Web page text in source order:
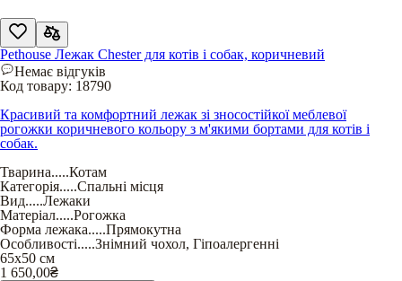
Pethouse Лежак Chester для котів і собак, коричневий
Немає відгуків
Код товару: 18790
Красивий та комфортний лежак зі зносостійкої меблевої
рогожки коричневого кольору з м'якими бортами для котів і
собак.
Тварина.....Котам
Категорія.....Спальні місця
Вид.....Лежаки
Матеріал.....Рогожка
Форма лежака.....Прямокутна
Особливості.....Знімний чохол, Гіпоалергенні
65х50 см
1 650,00₴